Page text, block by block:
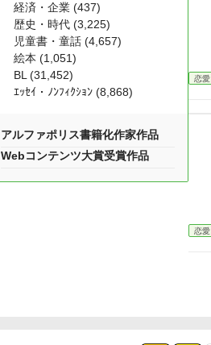
恋愛
恋愛
経済・企業 (437)
歴史・時代 (3,225)
児童書・童話 (4,657)
絵本 (1,051)
BL (31,452)
ｴｯｾｲ・ﾉﾝﾌｨｸｼｮﾝ (8,868)
アルファポリス書籍化作家作品
Webコンテンツ大賞受賞作品